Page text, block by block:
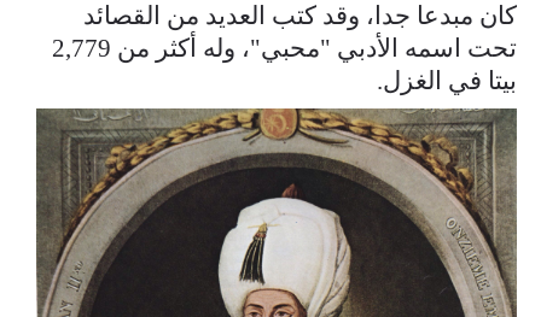
كان مبدعا جدا، وقد كتب العديد من القصائد
تحت اسمه الأدبي "محبي"، وله أكثر من 2,779
بيتا في الغزل.